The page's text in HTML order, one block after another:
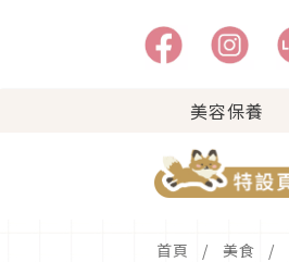
美容保養
首頁 美食